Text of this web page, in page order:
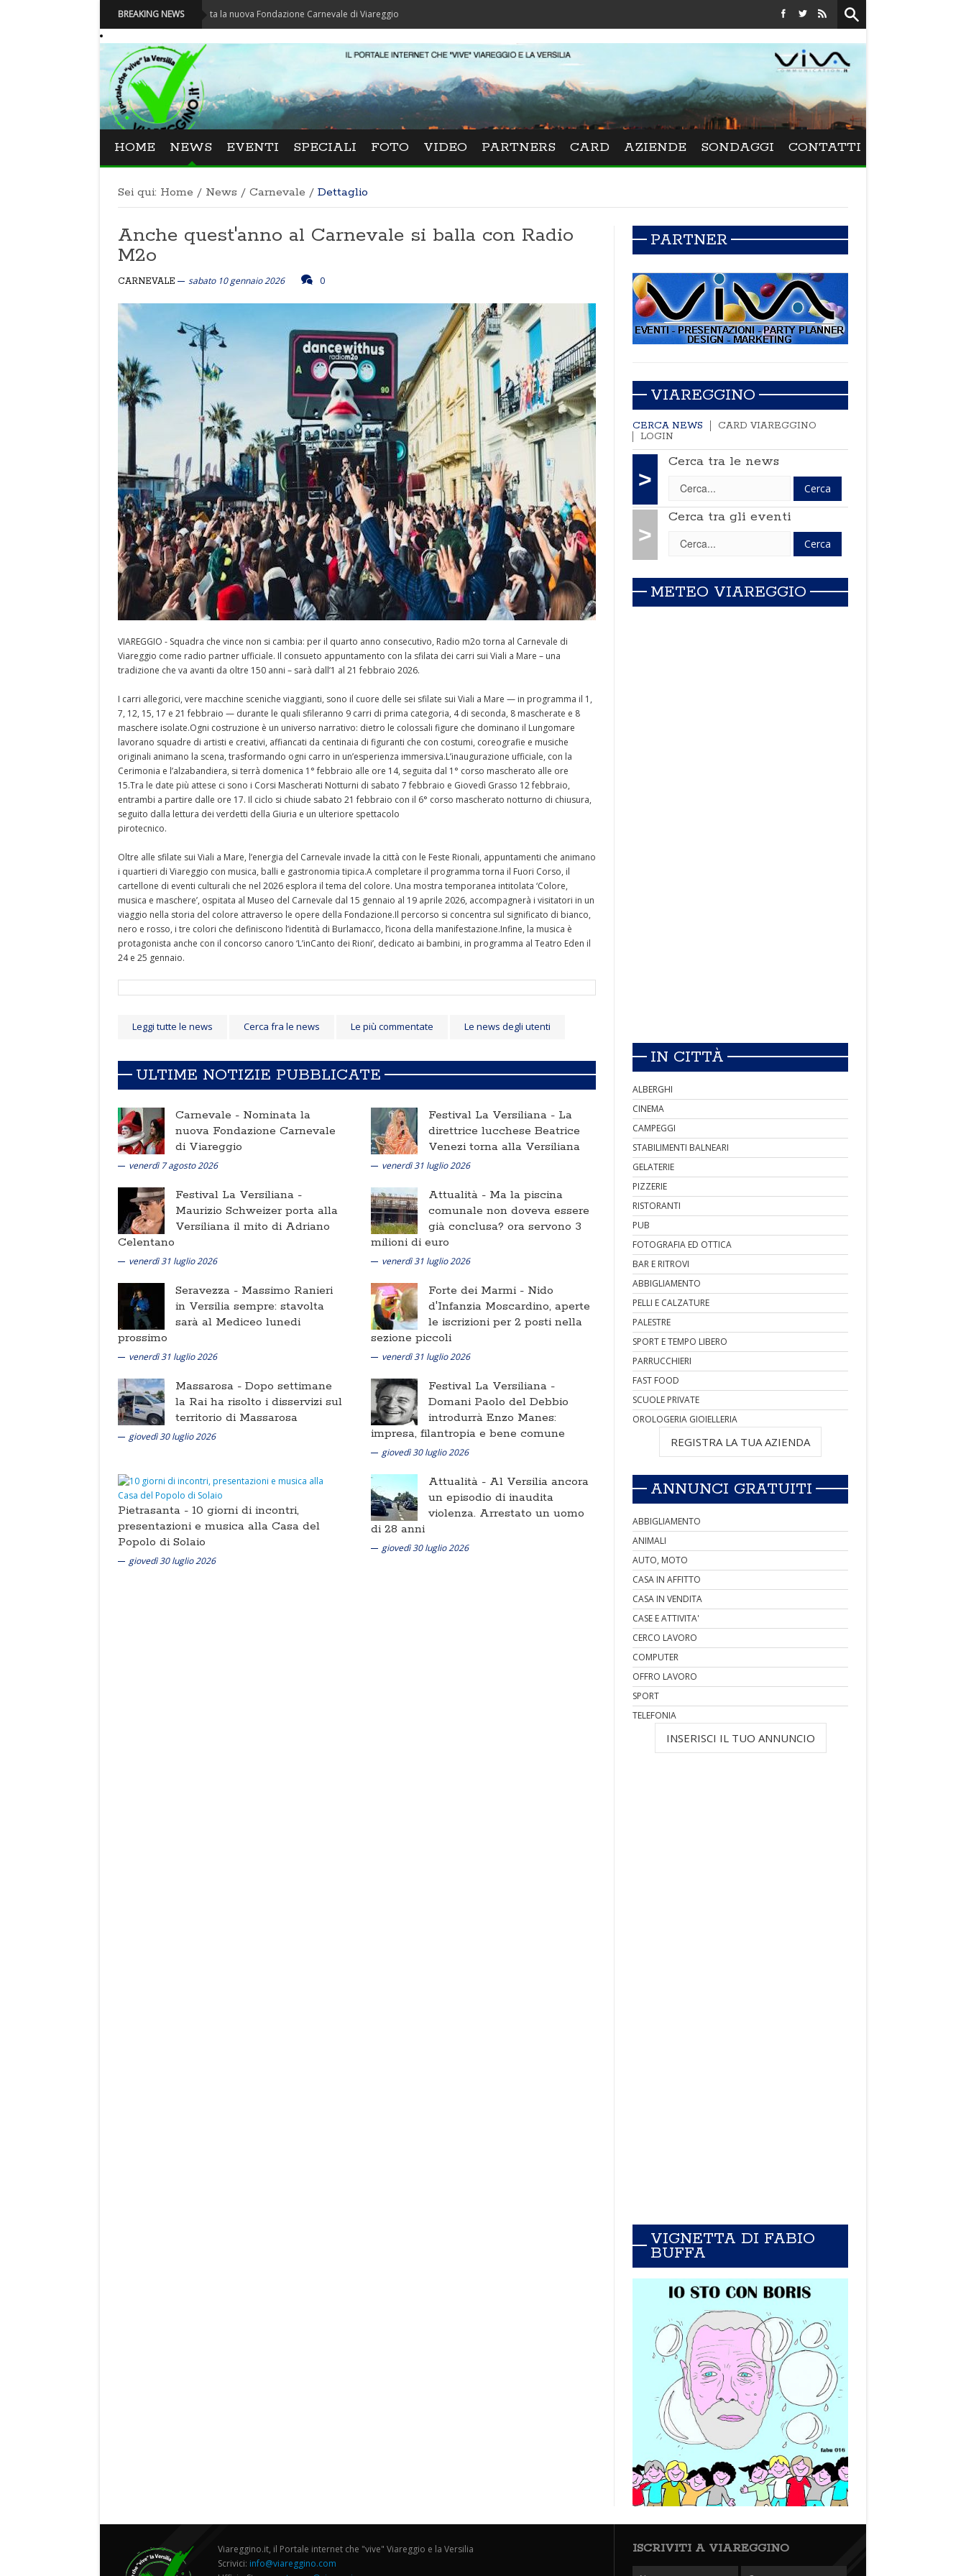
BREAKING NEWS
Carnevale - Nominata la nuova Fondazione Carnevale di Viareggio Festival La Versiliana - La direttrice lucchese Beatrice
HOME NEWS EVENTI SPECIALI FOTO VIDEO PARTNERS CARD AZIENDE SONDAGGI CONTATTI
Sei qui: Home / News / Carnevale / Dettaglio
Anche quest'anno al Carnevale si balla con Radio
M2o
CARNEVALE sabato 10 gennaio 2026 0
VIAREGGIO - Squadra che vince non si cambia: per il quarto anno consecutivo, Radio m2o torna al Carnevale di
Viareggio come radio partner ufficiale. Il consueto appuntamento con la sfilata dei carri sui Viali a Mare – una
tradizione che va avanti da oltre 150 anni – sarà dall’1 al 21 febbraio 2026.
I carri allegorici, vere macchine sceniche viaggianti, sono il cuore delle sei sfilate sui Viali a Mare — in programma il 1,
7, 12, 15, 17 e 21 febbraio — durante le quali sfileranno 9 carri di prima categoria, 4 di seconda, 8 mascherate e 8
maschere isolate.Ogni costruzione è un universo narrativo: dietro le colossali figure che dominano il Lungomare
lavorano squadre di artisti e creativi, affiancati da centinaia di figuranti che con costumi, coreografie e musiche
originali animano la scena, trasformando ogni carro in un’esperienza immersiva.L’inaugurazione ufficiale, con la
Cerimonia e l’alzabandiera, si terrà domenica 1° febbraio alle ore 14, seguita dal 1° corso mascherato alle ore
15.Tra le date più attese ci sono i Corsi Mascherati Notturni di sabato 7 febbraio e Giovedì Grasso 12 febbraio,
entrambi a partire dalle ore 17. Il ciclo si chiude sabato 21 febbraio con il 6° corso mascherato notturno di chiusura,
seguito dalla lettura dei verdetti della Giuria e un ulteriore spettacolo
pirotecnico.
Oltre alle sfilate sui Viali a Mare, l’energia del Carnevale invade la città con le Feste Rionali, appuntamenti che animano
i quartieri di Viareggio con musica, balli e gastronomia tipica.A completare il programma torna il Fuori Corso, il
cartellone di eventi culturali che nel 2026 esplora il tema del colore. Una mostra temporanea intitolata ‘Colore,
musica e maschere’, ospitata al Museo del Carnevale dal 15 gennaio al 19 aprile 2026, accompagnerà i visitatori in un
viaggio nella storia del colore attraverso le opere della Fondazione.Il percorso si concentra sul significato di bianco,
nero e rosso, i tre colori che definiscono l’identità di Burlamacco, l’icona della manifestazione.Infine, la musica è
protagonista anche con il concorso canoro ‘L’inCanto dei Rioni’, dedicato ai bambini, in programma al Teatro Eden il
24 e 25 gennaio.
Leggi tutte le news Cerca fra le news Le più commentate Le news degli utenti
ULTIME NOTIZIE PUBBLICATE
Carnevale - Nominata la
nuova Fondazione Carnevale
di Viareggio
venerdì 7 agosto 2026
Festival La Versiliana - La
direttrice lucchese Beatrice
Venezi torna alla Versiliana
venerdì 31 luglio 2026
Festival La Versiliana -
Maurizio Schweizer porta alla
Versiliana il mito di Adriano
Celentano
venerdì 31 luglio 2026
Attualità - Ma la piscina
comunale non doveva essere
già conclusa? ora servono 3
milioni di euro
venerdì 31 luglio 2026
Seravezza - Massimo Ranieri
in Versilia sempre: stavolta
sarà al Mediceo lunedi
prossimo
venerdì 31 luglio 2026
Forte dei Marmi - Nido
d'Infanzia Moscardino, aperte
le iscrizioni per 2 posti nella
sezione piccoli
venerdì 31 luglio 2026
Massarosa - Dopo settimane
la Rai ha risolto i disservizi sul
territorio di Massarosa
giovedì 30 luglio 2026
Festival La Versiliana -
Domani Paolo del Debbio
introdurrà Enzo Manes:
impresa, filantropia e bene comune
giovedì 30 luglio 2026
Pietrasanta - 10 giorni di incontri,
presentazioni e musica alla Casa del
Popolo di Solaio
giovedì 30 luglio 2026
Attualità - Al Versilia ancora
un episodio di inaudita
violenza. Arrestato un uomo
di 28 anni
giovedì 30 luglio 2026
PARTNER
VIAREGGINO
CERCA NEWS
CARD VIAREGGINO
LOGIN
>
Cerca tra le news
>
Cerca tra gli eventi
METEO VIAREGGIO
IN CITTÀ
ALBERGHI
CINEMA
CAMPEGGI
STABILIMENTI BALNEARI
GELATERIE
PIZZERIE
RISTORANTI
PUB
FOTOGRAFIA ED OTTICA
BAR E RITROVI
ABBIGLIAMENTO
PELLI E CALZATURE
PALESTRE
SPORT E TEMPO LIBERO
PARRUCCHIERI
FAST FOOD
SCUOLE PRIVATE
OROLOGERIA GIOIELLERIA
REGISTRA LA TUA AZIENDA
ANNUNCI GRATUITI
ABBIGLIAMENTO
ANIMALI
AUTO, MOTO
CASA IN AFFITTO
CASA IN VENDITA
CASE E ATTIVITA'
CERCO LAVORO
COMPUTER
OFFRO LAVORO
SPORT
TELEFONIA
INSERISCI IL TUO ANNUNCIO
VIGNETTA DI FABIO
BUFFA
Viareggino.it, il Portale internet che "vive" Viareggio e la Versilia
Scrivici: info@viareggino.com
ISCRIVITI A VIAREGGINO